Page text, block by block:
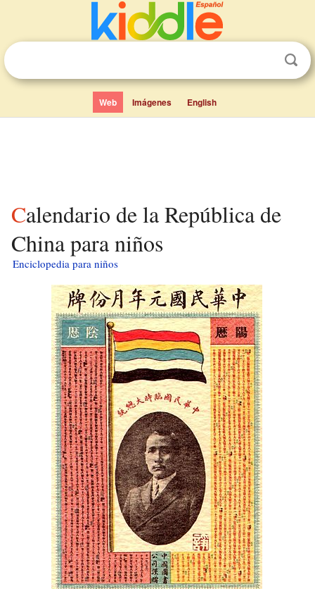
Web Imágenes English
Calendario de la República de
China para niños
Enciclopedia para niños